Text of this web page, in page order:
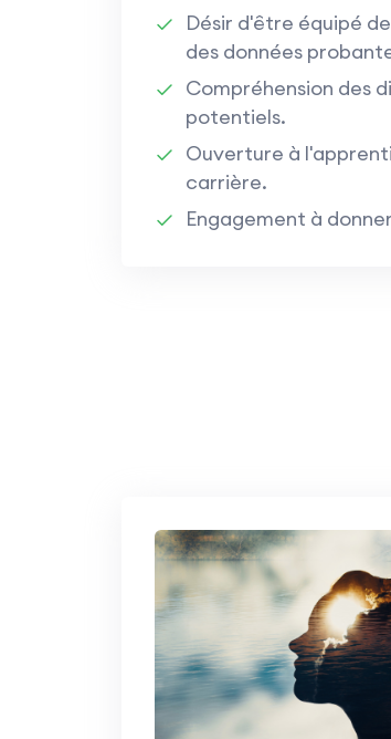
Désir d'être équipé
des données
Compréhension des
potentiels.
Ouverture à
carrière.
Engagement à